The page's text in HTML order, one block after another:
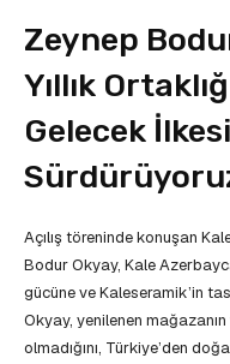
Zeynep
Yıllık
Gelecek
Açılış töreninde konuşan
Bodur Okyay, Kale
gücüne ve Kaleseramik’in
Okyay, yenilenen mağazanın
olmadığını, Türkiye’den